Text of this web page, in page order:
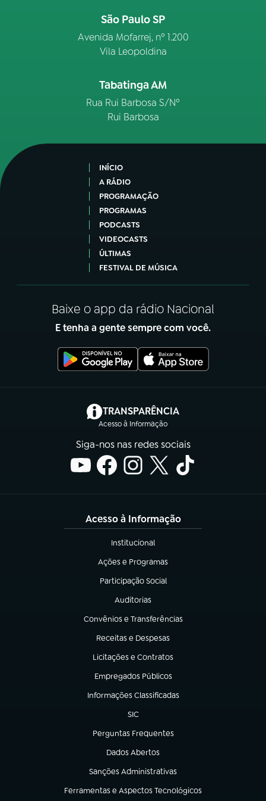
São Paulo SP
Avenida Mofarrej, nº 1.200
Vila Leopoldina
Tabatinga AM
Rua Rui Barbosa S/Nº
Rui Barbosa
INÍCIO
A RÁDIO
PROGRAMAÇÃO
PROGRAMAS
PODCASTS
VIDEOCASTS
ÚLTIMAS
FESTIVAL DE MÚSICA
Baixe o app da rádio Nacional
E tenha a gente sempre com você.
TRANSPARÊNCIA
Acesso à Informação
(abre em nova aba)
Siga-nos nas redes sociais
Acesso à Informação
Institucional
(abre em nova aba)
Ações e Programas
(abre em nova aba)
Participação Social
(abre em nova aba)
Auditorias
(abre em nova aba)
Convênios e Transferências
(abre em nova aba)
Receitas e Despesas
(abre em nova aba)
Licitações e Contratos
(abre em nova aba)
Empregados Públicos
(abre em nova aba)
Informações Classificadas
(abre em nova aba)
SIC
(abre em nova aba)
Perguntas Frequentes
(abre em nova aba)
Dados Abertos
(abre em nova aba)
Sanções Administrativas
(abre em nova aba)
Ferramentas e Aspectos Tecnológicos
(abre em nova aba)